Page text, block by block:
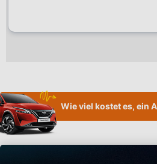
Wie viel kostet es, ein